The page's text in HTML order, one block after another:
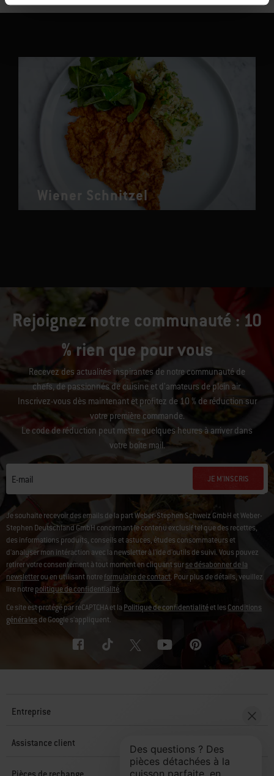
Wiener Schnitzel
Rejoignez notre communauté : 10
% rien que pour vous
Recevez des actualités inspirantes de notre communauté de
chefs, de passionnés de cuisine et d’amateurs de plein air.
Inscrivez-vous dès maintenant et profitez de 10 % de réduction sur
votre première commande.
Le code de réduction peut mettre quelques heures à arriver dans
votre boîte mail.
E-mail JE M'INSCRIS
Je souhaite recevoir des emails de la part Weber-Stephen Schweiz GmbH et Weber-
Stephen Deutschland GmbH concernant le contenu exclusif tel que des recettes,
des informations produits, conseils et astuces, études consommateurs et
d'analyser mon intéraction avec la newsletter à l'ide d'outils de suivi. Vous pouvez
retirer votre consentement à tout moment en cliquant surse désabonner de la
newsletterou en utilisant notreformulaire de contact. Pour plus de détails, veuillez
lire notrepolitique de confidentialité.
Ce site est protégé par reCAPTCHA et la Politique de confidentialitéet lesConditions
généralesde Google s’appliquent.
Entreprise
Assistance client